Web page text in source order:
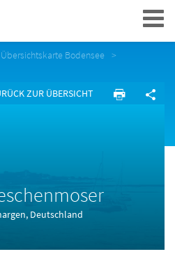
Navigation
Übersichtskarte Bodensee
ZUR ÜBERSICHT
Deutschland